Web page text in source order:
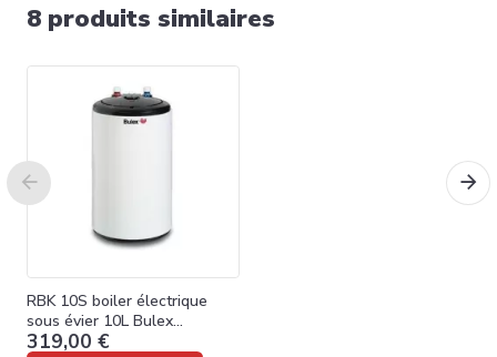
8 produits similaires
RBK 10S boiler électrique
sous évier 10L Bulex
B01141001
319,00 €